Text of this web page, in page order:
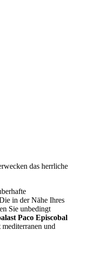
das herrliche
in der Nähe Ihres
Sie unbedingt
Paco Episcobal
und